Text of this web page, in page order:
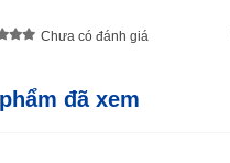
Chưa có đánh giá
đã xem